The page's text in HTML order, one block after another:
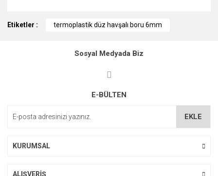
konularda yetersiz gördüğünüz noktaları öneri formunu
Ürün bilgilerinde hatalar bulunuyor.
Ürün fiyatı diğer sitelerden daha pahalı.
Etiketler : termoplastik düz havşalı boru 6mm
Sosyal Medyada Biz
E-BÜLTEN
EKLE
KURUMSAL
ALIŞVERİŞ